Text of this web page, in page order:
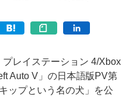
レイステーション 4/Xbox
Auto V」の日本語版PV第
ップという名の犬」を公